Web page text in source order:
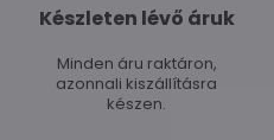
Készleten lévő áruk
Minden áru raktáron,
azonnali kiszállításra
készen.